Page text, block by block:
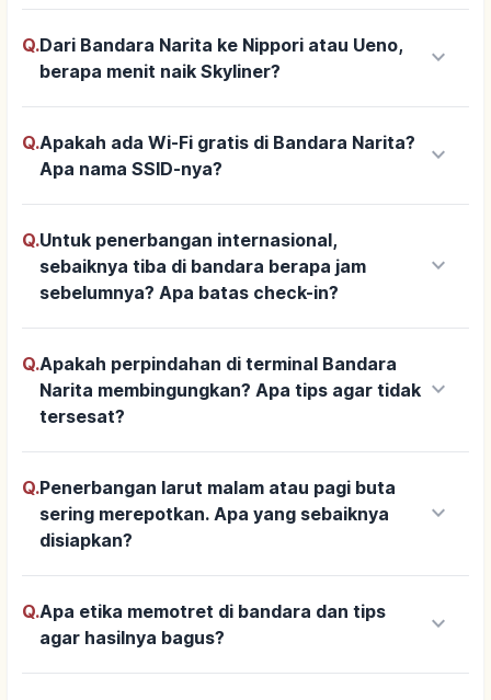
Q.Dari Bandara Narita ke Nippori atau Ueno,
berapa menit naik Skyliner?
keyboard_arrow_down
Q.Apakah ada Wi-Fi gratis di Bandara Narita?
Apa nama SSID-nya?
keyboard_arrow_down
Q.Untuk penerbangan internasional,
sebaiknya tiba di bandara berapa jam
sebelumnya? Apa batas check-in?
keyboard_arrow_down
Q.Apakah perpindahan di terminal Bandara
Narita membingungkan? Apa tips agar tidak
tersesat?
keyboard_arrow_down
Q.Penerbangan larut malam atau pagi buta
sering merepotkan. Apa yang sebaiknya
disiapkan?
keyboard_arrow_down
Q.Apa etika memotret di bandara dan tips
agar hasilnya bagus?
keyboard_arrow_down